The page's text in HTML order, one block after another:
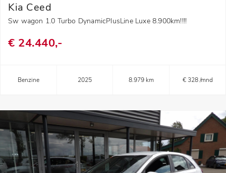
Kia Ceed
Sw wagon 1.0 Turbo DynamicPlusLine Luxe 8.900km!!!!
€ 24.440,-
Benzine 2025 8.979 km € 328 /mnd